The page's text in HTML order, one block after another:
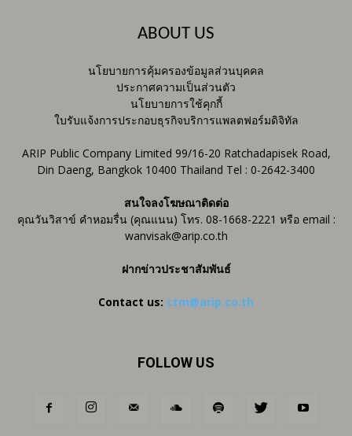
ABOUT US
นโยบายการคุ้มครองข้อมูลส่วนบุคคล
ประกาศความเป็นส่วนตัว
นโยบายการใช้คุกกี้
ใบรับแจ้งการประกอบธุรกิจบริการแพลตฟอร์มดิจิทัล
ARIP Public Company Limited 99/16-20 Ratchadapisek Road,
Din Daeng, Bangkok 10400 Thailand Tel : 0-2642-3400
สนใจลงโฆษณาติดต่อ
คุณวันวิสาข์ คำหอมรื่น (คุณแนน) โทร. 08-1668-2221 หรือ email :
wanvisak@arip.co.th
ฝากข่าวประชาสัมพันธ์
Contact us: ctm@arip.co.th
FOLLOW US